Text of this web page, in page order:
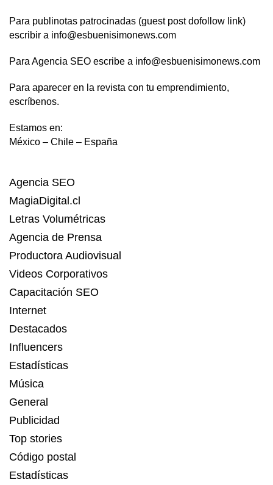
Para publinotas patrocinadas (guest post dofollow link)
escribir a info@esbuenisimonews.com
Para Agencia SEO escribe a info@esbuenisimonews.com
Para aparecer en la revista con tu emprendimiento,
escríbenos.
Estamos en:
México – Chile – España
Agencia SEO
MagiaDigital.cl
Letras Volumétricas
Agencia de Prensa
Productora Audiovisual
Videos Corporativos
Capacitación SEO
Internet
Destacados
Influencers
Estadísticas
Música
General
Publicidad
Top stories
Código postal
Estadísticas